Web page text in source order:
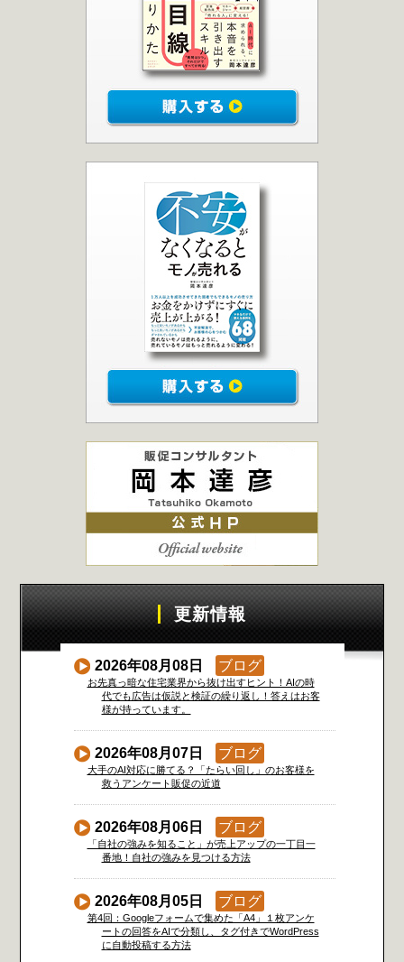
更新情報
2026年08月08日 ブログ
お先真っ暗な住宅業界から抜け出すヒント！AIの時
代でも広告は仮説と検証の繰り返し！答えはお客
様が持っています。
2026年08月07日 ブログ
大手のAI対応に勝てる？「たらい回し」のお客様を
救うアンケート販促の近道
2026年08月06日 ブログ
「自社の強みを知ること」が売上アップの一丁目一
番地！自社の強みを見つける方法
2026年08月05日 ブログ
第4回：Googleフォームで集めた「A4」１枚アンケ
ートの回答をAIで分類し、タグ付きでWordPress
に自動投稿する方法